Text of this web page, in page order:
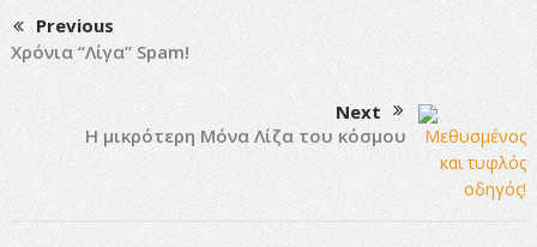
Previous
Χρόνια “Λίγα” Spam!
Next
Η μικρότερη Μόνα Λίζα του κόσμου